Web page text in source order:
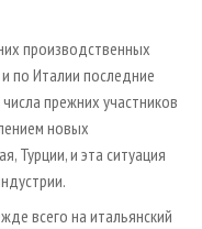
производственных
по Италии последние
прежних участников
новых
Турции, и эта ситуация
всего на итальянский